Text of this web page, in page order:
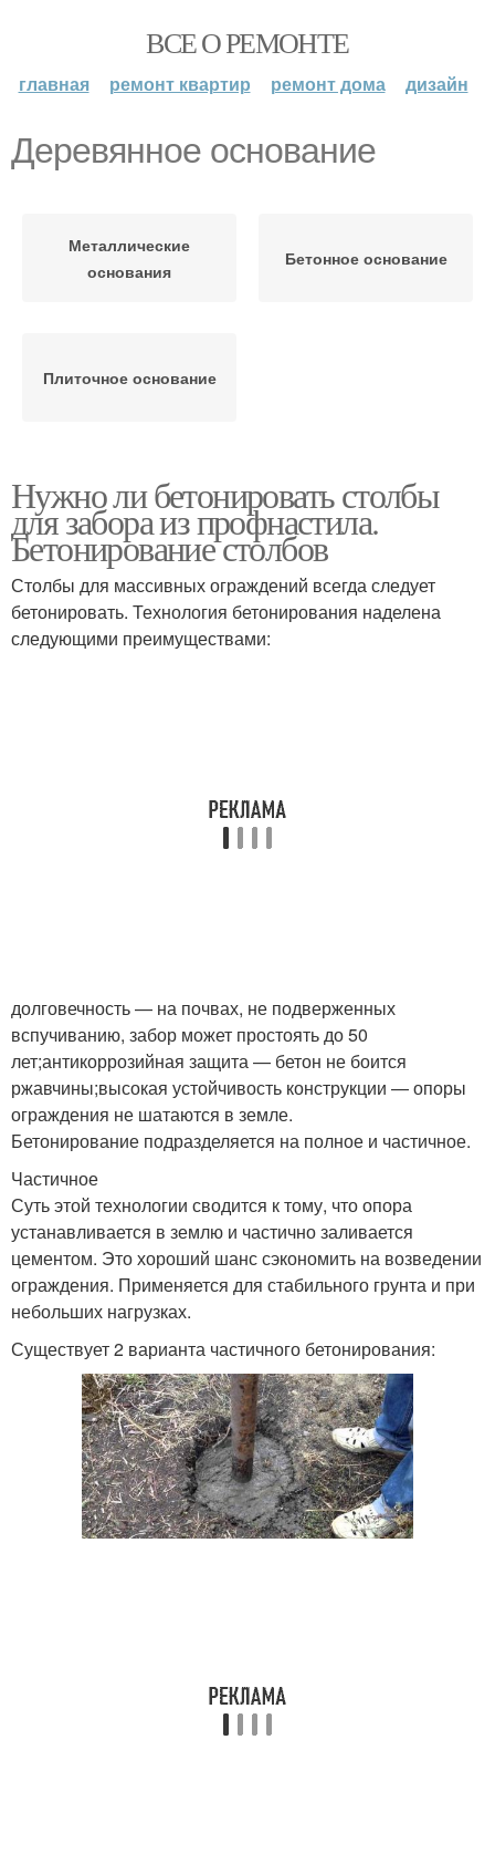
ВСЕ О РЕМОНТЕ
главная ремонт квартир ремонт дома дизайн
Деревянное основание
Металлические
основания
Бетонное основание
Плиточное основание
Нужно ли бетонировать столбы
для забора из профнастила.
Бетонирование столбов
Столбы для массивных ограждений всегда следует
бетонировать. Технология бетонирования наделена
следующими преимуществами:
долговечность — на почвах, не подверженных
вспучиванию, забор может простоять до 50
лет;антикоррозийная защита — бетон не боится
ржавчины;высокая устойчивость конструкции — опоры
ограждения не шатаются в земле.
Бетонирование подразделяется на полное и частичное.
Частичное
Суть этой технологии сводится к тому, что опора
устанавливается в землю и частично заливается
цементом. Это хороший шанс сэкономить на возведении
ограждения. Применяется для стабильного грунта и при
небольших нагрузках.
Существует 2 варианта частичного бетонирования: